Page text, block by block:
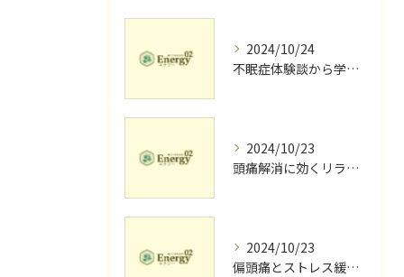
2024/10/24
不眠症体験談から学ぶ睡眠質向上法
2024/10/23
頭痛解消に効くリラク体験談
2024/10/23
偏頭痛とストレス緩和に効果的なリラクゼーション法